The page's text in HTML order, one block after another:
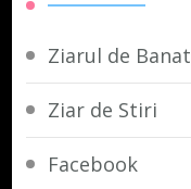
Ziarul de Banat
Ziar de Stiri
Facebook